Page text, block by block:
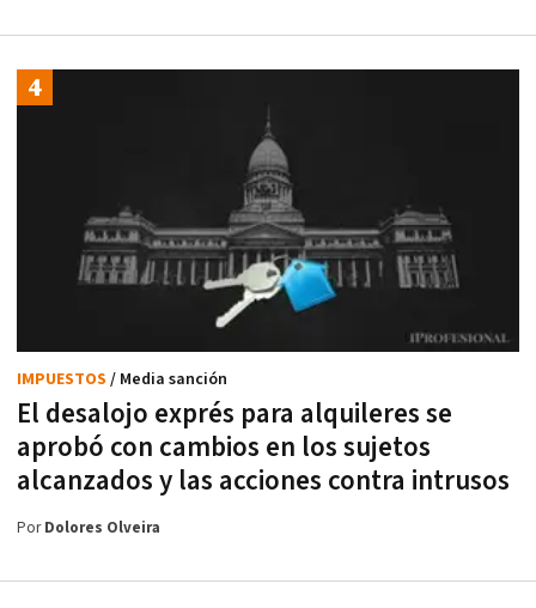
El desalojo exprés para alquileres se
aprobó con cambios en los sujetos
alcanzados y las acciones contra intrusos
IMPUESTOS / Media sanción
PorDolores Olveira